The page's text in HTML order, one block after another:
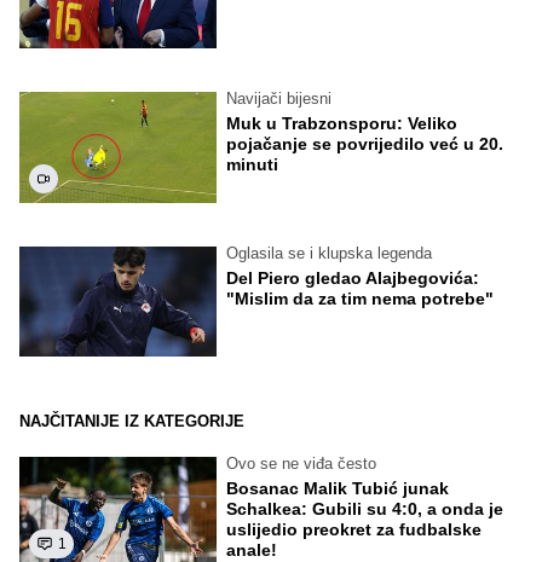
Navijači bijesni
Muk u Trabzonsporu: Veliko
pojačanje se povrijedilo već u 20.
minuti
Oglasila se i klupska legenda
Del Piero gledao Alajbegovića:
"Mislim da za tim nema potrebe"
NAJČITANIJE IZ KATEGORIJE
1
Ovo se ne viđa često
Bosanac Malik Tubić junak
Schalkea: Gubili su 4:0, a onda je
uslijedio preokret za fudbalske
anale!